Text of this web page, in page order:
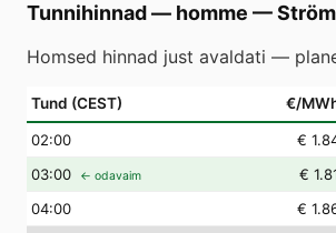
Tunnihinnad — homme —
Homsed hinnad just avaldati —
Tund (CEST) €/
02:00 €
03:00 ← odavaim €
04:00 €